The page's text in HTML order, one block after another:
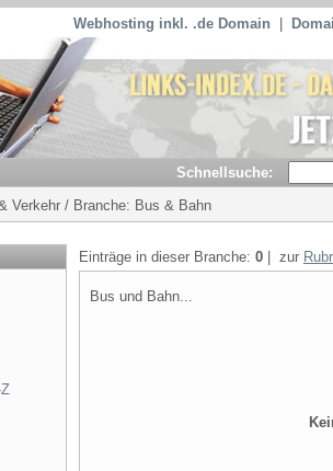
Webhosting inkl. .de Domain
Schnellsuche:
Verkehr / Branche: Bus & Bahn
Einträge in dieser Branche: 0 | zur
Bus und Bahn...